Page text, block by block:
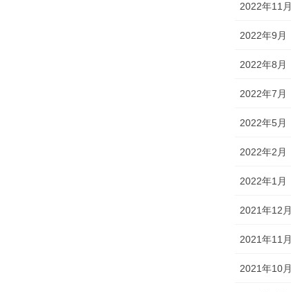
2022年11月
2022年9月
2022年8月
2022年7月
2022年5月
2022年2月
2022年1月
2021年12月
2021年11月
2021年10月